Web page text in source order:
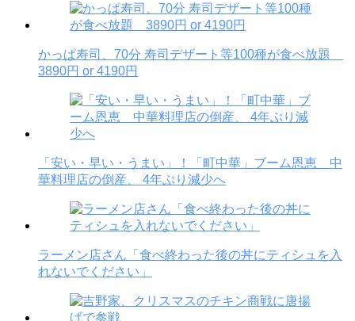
かっぱ寿司、70分 寿司デザート等100種が食べ放題
3890円 or 4190円
「安い・早い・うまい」！「町中華」ブーム恩恵 中
華料理店の倒産、 4年ぶり減少へ
ラーメン店さん「食べ終わった後の丼にティシュを入
れないでください」